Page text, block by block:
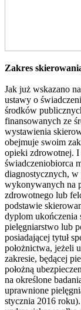
Zakres
Jak już wskazano
ustawy o
środków
finansowanych ze
wystawienia
obejmuje swoim
opieki zdrowotnej. I
świadczeniobiorca
diagnostycznych,
wykonywanych na
zdrowotnego lub
podstawie
dyplom ukończenia
pielęgniarstwo lub
posiadającej tytuł
położnictwa, jeżeli
zakresie, będącej
położną
na określone
uprawnione
stycznia 2016